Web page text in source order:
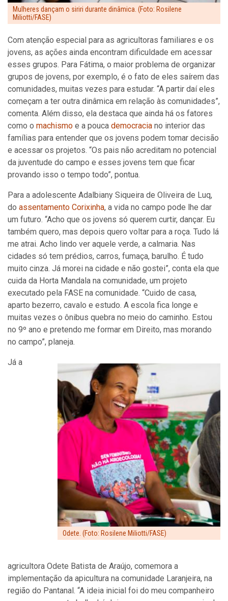
Mulheres dançam o siriri durante dinâmica. (Foto: Rosilene
Miliotti/FASE)
Com atenção especial para as agricultoras familiares e os
jovens, as ações ainda encontram dificuldade em acessar
esses grupos. Para Fátima, o maior problema de organizar
grupos de jovens, por exemplo, é o fato de eles saírem das
comunidades, muitas vezes para estudar. “A partir daí eles
começam a ter outra dinâmica em relação às comunidades”,
comenta. Além disso, ela destaca que ainda há os fatores
como o machismo e a pouca democracia no interior das
famílias para entender que os jovens podem tomar decisão
e acessar os projetos. “Os pais não acreditam no potencial
da juventude do campo e esses jovens tem que ficar
provando isso o tempo todo”, pontua.
Para a adolescente Adalbiany Siqueira de Oliveira de Luq,
do assentamento Corixinha, a vida no campo pode lhe dar
um futuro. “Acho que os jovens só querem curtir, dançar. Eu
também quero, mas depois quero voltar para a roça. Tudo lá
me atrai. Acho lindo ver aquele verde, a calmaria. Nas
cidades só tem prédios, carros, fumaça, barulho. É tudo
muito cinza. Já morei na cidade e não gostei”, conta ela que
cuida da Horta Mandala na comunidade, um projeto
executado pela FASE na comunidade. “Cuido de casa,
aparto bezerro, cavalo e estudo. A escola fica longe e
muitas vezes o ônibus quebra no meio do caminho. Estou
no 9º ano e pretendo me formar em Direito, mas morando
no campo”, planeja.
Odete. (Foto: Rosilene Miliotti/FASE)
Já a
agricultora Odete Batista de Araújo, comemora a
implementação da apicultura na comunidade Laranjeira, na
região do Pantanal. “A ideia inicial foi do meu companheiro